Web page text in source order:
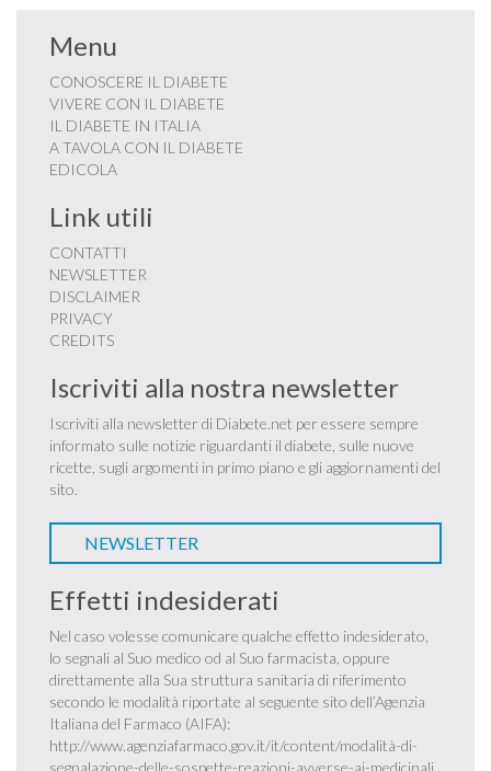
Menu
CONOSCERE IL DIABETE
VIVERE CON IL DIABETE
IL DIABETE IN ITALIA
A TAVOLA CON IL DIABETE
EDICOLA
Link utili
CONTATTI
NEWSLETTER
DISCLAIMER
PRIVACY
CREDITS
Iscriviti alla nostra newsletter
Iscriviti alla newsletter di Diabete.net per essere sempre
informato sulle notizie riguardanti il diabete, sulle nuove
ricette, sugli argomenti in primo piano e gli aggiornamenti del
sito.
NEWSLETTER
Effetti indesiderati
Nel caso volesse comunicare qualche effetto indesiderato,
lo segnali al Suo medico od al Suo farmacista, oppure
direttamente alla Sua struttura sanitaria di riferimento
secondo le modalità riportate al seguente sito dell’Agenzia
Italiana del Farmaco (AIFA):
http://www.agenziafarmaco.gov.it/it/content/modalità-di-
segnalazione-delle-sospette-reazioni-avverse-ai-medicinali